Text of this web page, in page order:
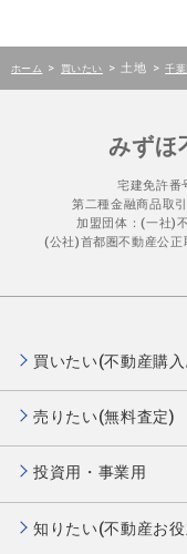
ホーム > 買いたい > 土地 > 千葉
みずほ
宅建免許
第二種金融商品取
加盟団体：(一社)
(公社)首都圏不動産公
買いたい(不動産購
売りたい(無料査定)
投資用・事業用
知りたい(不動産お